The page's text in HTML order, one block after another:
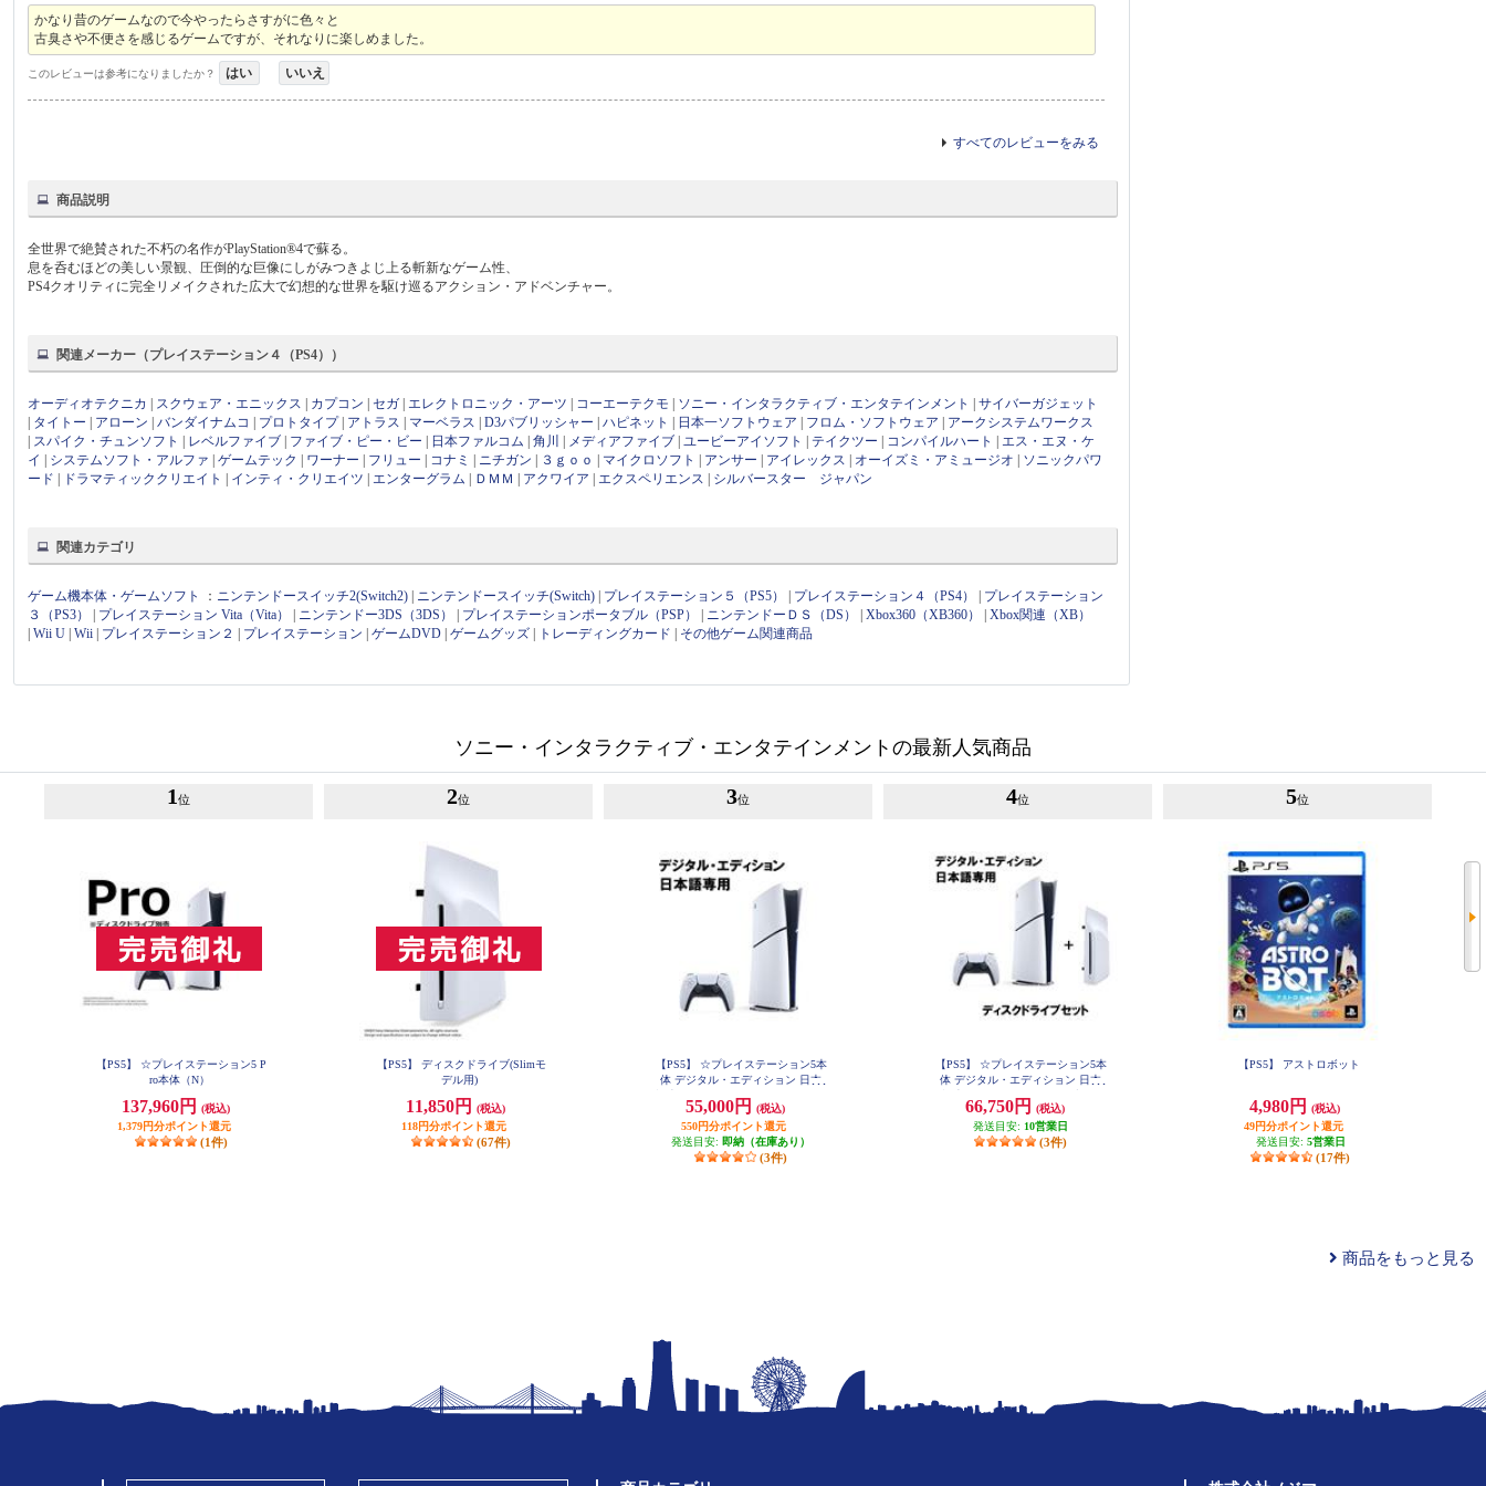
かなり昔のゲームなので今やったらさすがに色々と
古臭さや不便さを感じるゲームですが、それなりに楽しめました。
このレビューは参考になりましたか？ はい いいえ
すべてのレビューをみる
商品説明
全世界で絶賛された不朽の名作がPlayStation®4で蘇る。
息を呑むほどの美しい景観、圧倒的な巨像にしがみつきよじ上る斬新なゲーム性、
PS4クオリティに完全リメイクされた広大で幻想的な世界を駆け巡るアクション・アドベンチャー。
関連メーカー（プレイステーション４（PS4））
オーディオテクニカ スクウェア・エニックス カプコン |セガ エレクトロニック・アーツ コーエーテクモ ソニー・インタラクティブ・エンタテインメント |サイバーガジェット
タイトー アローン |バンダイナムコ プロトタイプ| アトラス マーベラス |D3パブリッシャー |ハピネット 日本一ソフトウェア フロム・ソフトウェア
アークシステムワークス
スパイク・チュンソフト レベルファイブ ファイブ・ピー・ビー 日本ファルコム |角川 メディアファイブ |ユービーアイソフト テイクツー コンパイルハート
エス・エヌ・ケ
イ
システムソフト・アルファ |ゲームテック ワーナー フリュー コナミ ニチガン ３ｇｏｏ マイクロソフト アンサー アイレックス オーイズミ・アミュージオ
ソニックパワ
ード
ドラマティッククリエイト インティ・クリエイツ エンターグラム ＤＭＭ アクワイア エクスペリエンス シルバースター ジャパン
関連カテゴリ
ゲーム機本体・ゲームソフト ： ニンテンドースイッチ2(Switch2) ニンテンドースイッチ(Switch) プレイステーション５（PS5） プレイステーション４（PS4）
プレイステーション
３（PS3）
プレイステーション Vita（Vita） ニンテンドー3DS（3DS） プレイステーションポータブル（PSP） ニンテンドーＤＳ（DS） |Xbox360（XB360） |Xbox関連（XB）
|Wii U |Wii プレイステーション２ プレイステーション |ゲームDVD |ゲームグッズ トレーディングカード その他ゲーム関連商品
ソニー・インタラクティブ・エンタテインメントの最新人気商品
1 位
【PS5】 ☆プレイステーション5 P
ro本体（N）
137,960円
(税込)
1,379円分ポイント還元
(1件)
2位
【PS5】 ディスクドライブ(Slimモ
デル用)
11,850円
(税込)
118円分ポイント還元
(67件)
3位
【PS5】 ☆プレイステーション5本
体 デジタル・エディション 日本
nly
55,000円
(税込)
550円分ポイント還元
発送目安: 即納（在庫あり）
(3件)
4位
【PS5】 ☆プレイステーション5本
体 デジタル・エディション 日本
ト
66,750円
(税込)
発送目安: 10営業日
(3件)
5位
【PS5】 アストロボット
4,980円
(税込)
49円分ポイント還元
発送目安: 5営業日
(17件)
商品をもっと見る